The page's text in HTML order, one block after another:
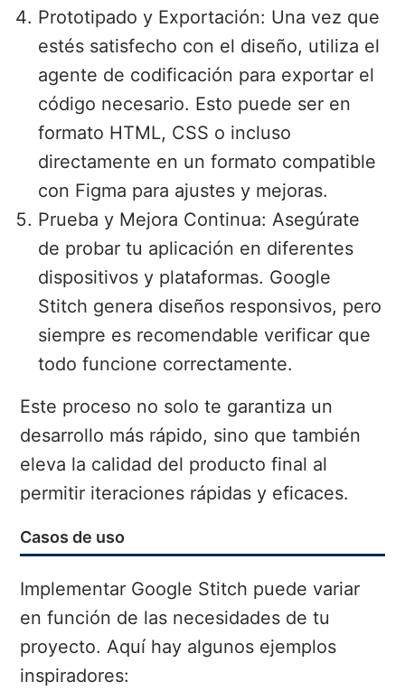
Prototipado y Exportación: Una vez que
estés satisfecho con el diseño, utiliza el
agente de codificación para exportar el
código necesario. Esto puede ser en
formato HTML, CSS o incluso
directamente en un formato compatible
con Figma para ajustes y mejoras.
Prueba y Mejora Continua: Asegúrate
de probar tu aplicación en diferentes
dispositivos y plataformas. Google
Stitch genera diseños responsivos, pero
siempre es recomendable verificar que
todo funcione correctamente.
Este proceso no solo te garantiza un
desarrollo más rápido, sino que también
eleva la calidad del producto final al
permitir iteraciones rápidas y eficaces.
Casos de uso
Implementar Google Stitch puede variar
en función de las necesidades de tu
proyecto. Aquí hay algunos ejemplos
inspiradores: